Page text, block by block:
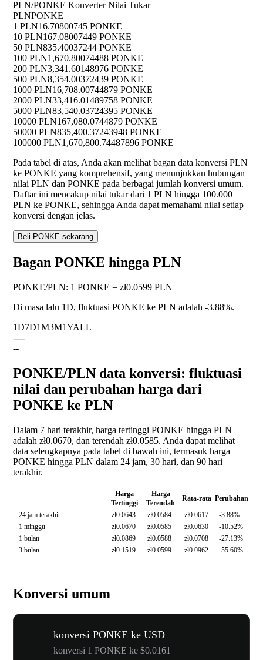
PLN/PONKE Konverter Nilai Tukar
PLNPONKE
1 PLN16.70800745 PONKE
10 PLN167.08007449 PONKE
50 PLN835.40037244 PONKE
100 PLN1,670.80074488 PONKE
200 PLN3,341.60148976 PONKE
500 PLN8,354.00372439 PONKE
1000 PLN16,708.00744879 PONKE
2000 PLN33,416.01489758 PONKE
5000 PLN83,540.03724395 PONKE
10000 PLN167,080.0744879 PONKE
50000 PLN835,400.37243948 PONKE
100000 PLN1,670,800.74487896 PONKE
Pada tabel di atas, Anda akan melihat bagan data konversi PLN
ke PONKE yang komprehensif, yang menunjukkan hubungan
nilai PLN dan PONKE pada berbagai jumlah konversi umum.
Daftar ini mencakup nilai tukar dari 1 PLN hingga 100.000
PLN ke PONKE, sehingga Anda dapat memahami nilai setiap
konversi dengan jelas.
Beli PONKE sekarang
Bagan PONKE hingga PLN
PONKE/PLN: 1 PONKE = zł0.0599 PLN
Di masa lalu 1D, fluktuasi PONKE ke PLN adalah -3.88%.
1D7D1M3M1YALL
----
--
PONKE/PLN data konversi: fluktuasi
nilai dan perubahan harga dari
PONKE ke PLN
Dalam 7 hari terakhir, harga tertinggi PONKE hingga PLN
adalah zł0.0670, dan terendah zł0.0585. Anda dapat melihat
data selengkapnya pada tabel di bawah ini, termasuk harga
PONKE hingga PLN dalam 24 jam, 30 hari, dan 90 hari
terakhir.
Harga
Tertinggi
Harga
Terendah
Rata-rata Perubahan
24 jam terakhir
zł0.0643 zł0.0584 zł0.0617
-3.88%
1 minggu
zł0.0670 zł0.0585 zł0.0630
-10.52%
1 bulan
zł0.0869 zł0.0588 zł0.0708
-27.13%
3 bulan
zł0.1519 zł0.0599 zł0.0962 -55.60%
Konversi umum
konversi PONKE ke USD
konversi 1 PONKE ke $0.0161